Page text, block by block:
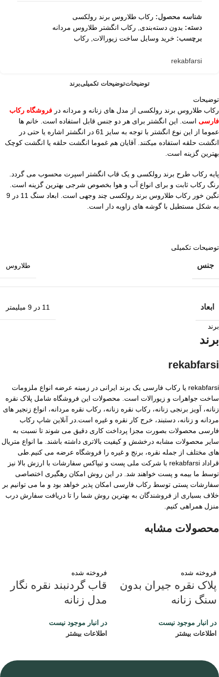
شناسه محصول: رکاب طلاروس برند رولکسی
دسته: بدون دسته‌بندی
رکاب انگشتر طلاروس مردانه
برچسب: خرید وسایل ساخت زیورالات رکاب
rekabfarsi
توضیحاتتوضیحات تکمیلیبرند
توضیحات
رکاب طلاروس برند رولکسی از مدل های زنانه و مردانه در فروشگاه رکاب
فارسی است. این انگشتر برای هر دو جنس قابل استفاده است. خانم ها
عموما از این نوع انگشتر با توجه به سایز 61 در انگشتر اشاره یا حتی در
انگشت حلقه استفاده میکنند. آقایان هم غموما انگشت حلقه یا انگشت کوچک
بهترین گزینه است.
پایه رکاب طرح برند رولکسی و یک قاب انگشتر اسپرت محسوب می گردد.
رنگ رکاب ثابت و برای انواع آب و هوا بخصوص شرجی بهترین گزینه است.
نگین خور رکاب طلاروس برند رولکسی چند وجهی است. ابعاد سنگ 11 در 9
به شکل مستطیل با گوشه های زاویه دار است.
توضیحات تکمیلی
جنس طلاروس
ابعاد 11 در 9 میلیمتر
برند
برند
rekabfarsi
rekabfarsi یا رکاب فارسی یک برند ایرانی در زمینه عرضه انواع ملزومات
ساخت جواهرات و زیورالات است. محصولات این فروشگاه شامل پلاک نقره
زنانه، آویز برنجی زنانه، رکاب نقره زنانه، رکاب نقره مردانه، انواع زنجیر های
مردانه و زنانه، دستبند، خرج کار نقره و غیره است.در آنلاین شاپ رکاب
فارسی محصولات بصورت مجزا پرداخت کاری دقیق می شوند تا نسبت به
سایر محصولات مشابه درخشش و کیفیت بالاتری داشته باشند. ما انواع متریال
های مختلف از جمله نقره، برنج و غیره را فروشگاه عرضه می کنیم.طی
قراداد rekabfarsi با شرکت ملی پست و تیپاکس سفارشات با ارزش بالا نیز
توسط ما بیمه و پست خواهند شد. در این روش امکان رهگیری اختصاصی
سفارشات پستی توسط رکاب فارسی امکان پذیر خواهد بود و ما می توانیم بر
خلاف بسیاری از فروشندگان به بهترین روش شما را تا دریافت سفارش درب
منزل همراهی کنیم.
محصولات مشابه
فروخته شده
پلاک نقره جیران بدون
سنگ زنانه
در انبار موجود نیست
اطلاعات بیشتر
فروخته شده
قاب گردنبند نقره نگار
مدل زنانه
در انبار موجود نیست
اطلاعات بیشتر